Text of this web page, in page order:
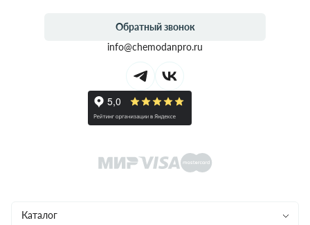
Каталог
Обратный звонок
info@chemodanpro.ru